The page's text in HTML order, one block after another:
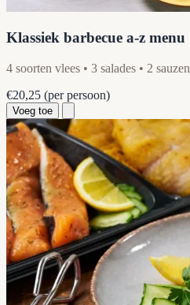
Klassiek barbecue a-z menu
4 soorten vlees • 3 salades • 2 sauzen
€20,25 (per persoon)
Voeg toe